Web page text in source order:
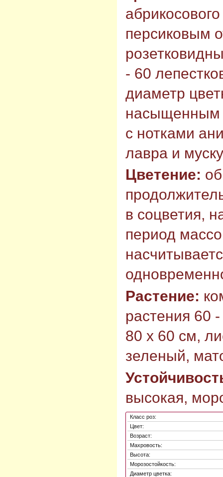
персиковым
- 60
диаметр
насыщенным
с нотками
лавра и
Цветение:
в соцветия,
период
Растение:
растения 60
80 х 60 см,
зеленый,
высокая,
Класс роз:
Цвет:
Возраст:
Махровость:
Высота:
Морозостойкость:
Диаметр цветка: